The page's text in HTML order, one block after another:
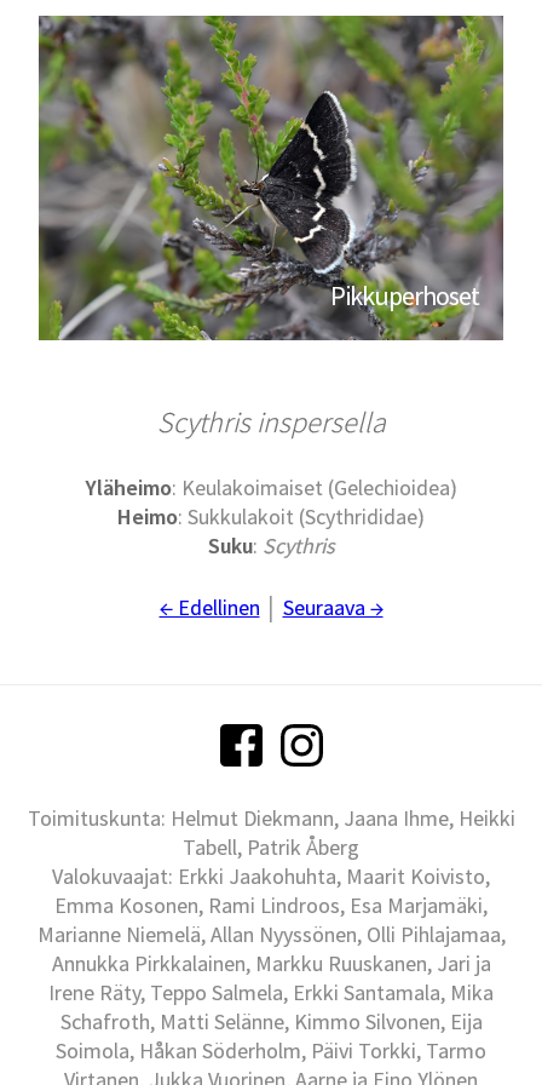
Pikkuperhoset
Scythris inspersella
Yläheimo: Keulakoimaiset (Gelechioidea)
Heimo: Sukkulakoit (Scythrididae)
Suku: Scythris
← Edellinen Seuraava →
Toimituskunta: Helmut Diekmann, Jaana Ihme, Heikki
Tabell, Patrik Åberg
Valokuvaajat: Erkki Jaakohuhta, Maarit Koivisto,
Emma Kosonen, Rami Lindroos, Esa Marjamäki,
Marianne Niemelä, Allan Nyyssönen, Olli Pihlajamaa,
Annukka Pirkkalainen, Markku Ruuskanen, Jari ja
Irene Räty, Teppo Salmela, Erkki Santamala, Mika
Schafroth, Matti Selänne, Kimmo Silvonen, Eija
Soimola, Håkan Söderholm, Päivi Torkki, Tarmo